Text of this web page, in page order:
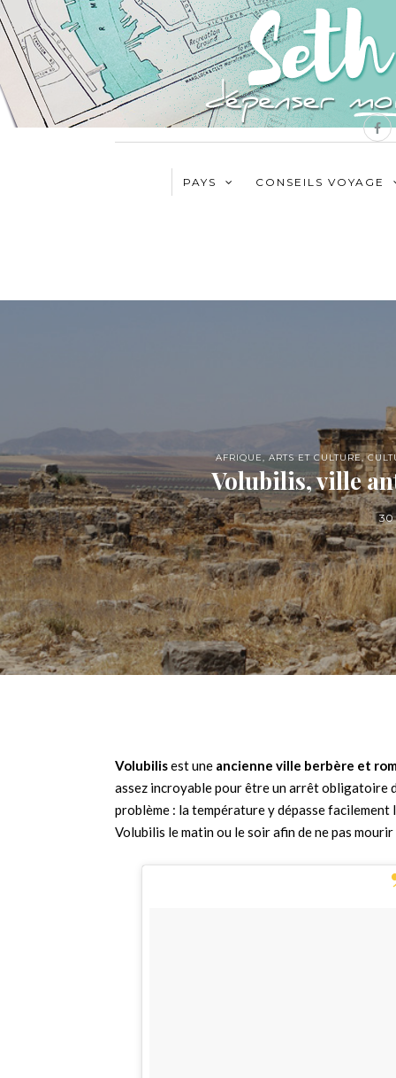
PAYS CONSEILS VOYAGE
AFRIQUE,ARTS ET CULTURE,
Volubilis, ville
30
Volubilisest une ancienne ville berbère et
assez incroyable pour être un arrêt obligatoire
problème : la température y dépasse
Volubilis le matin ou le soir afin de ne pas mourir